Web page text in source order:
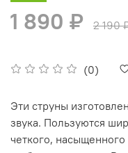
(0)
1 890 ₽ 2 190
Эти струны
звука. Пользуются
четкого,